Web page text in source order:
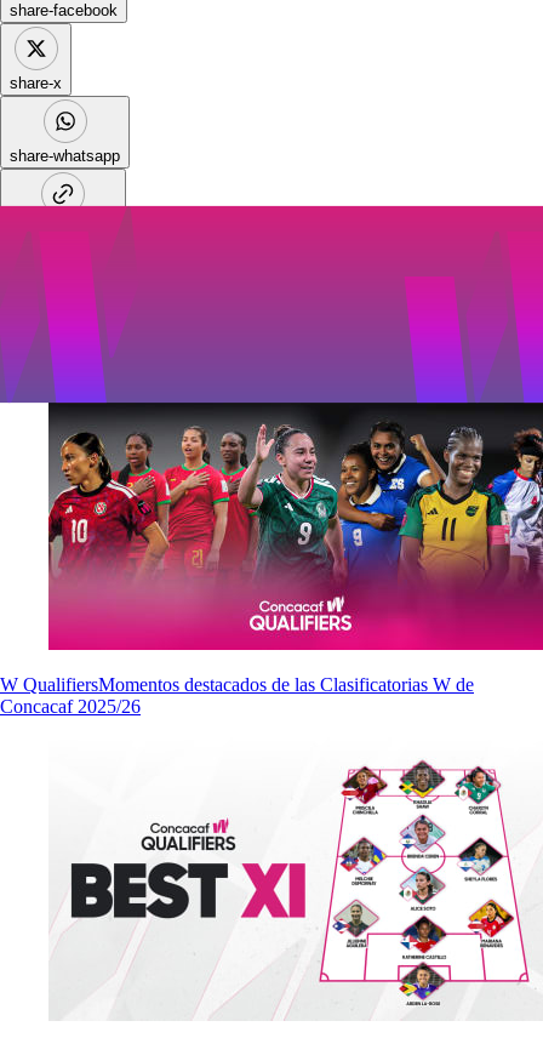
share-facebook
share-x
share-whatsapp
share-copy-link
W Championship
Noticias Relacionadas
W QualifiersMomentos destacados de las Clasificatorias W de
Concacaf 2025/26